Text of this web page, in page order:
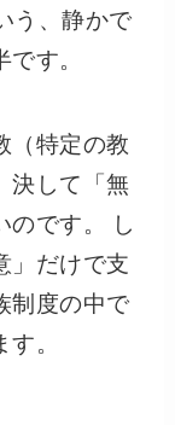
う、静かで
す。
（特定の教
決して「無
のです。 し
」だけで支
制度の中で
。